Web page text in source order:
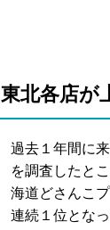
北各店が
過去１年間に
を調査したと
海道どさんこ
連続１位となっ